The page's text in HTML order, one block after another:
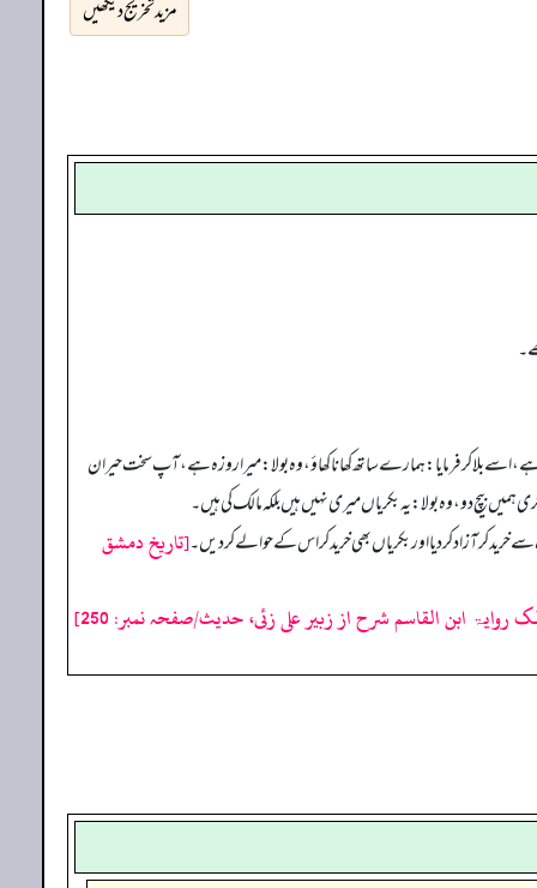
مزید تخریج دیکھیں
اسے بلا کر فرمایا: ہمارے ساتھ کھانا کھاؤ، وہ بولا: میرا روزہ ہے، آپ سخت حیران
بیچ دو، وہ بولا: یہ بکریاں میری نہیں ہیں بلکہ مالک کی ہیں۔
کر آزاد کردیا اور بکریاں بھی خرید کر اس کے حوالے کر دیں۔[تاريخ دمشق
روایۃ ابن القاسم شرح از زبیر علی زئی، حدیث/صفحہ نمبر: 250]